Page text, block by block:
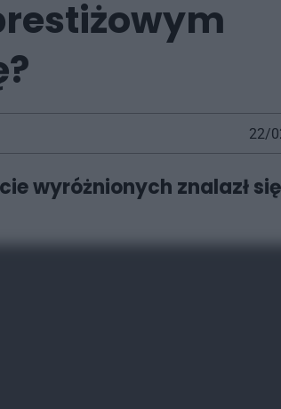
22/
wyróżnionych znalazł